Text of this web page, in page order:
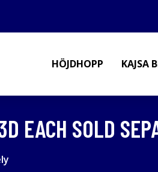
HÖJDHOPP KAJSA
EACH SOLD